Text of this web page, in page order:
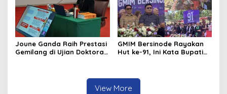
Joune Ganda Raih Prestasi
Gemilang di Ujian Doktoral
GMIM Bersinode Rayakan
Hut ke-91, Ini Kata Bupati
View More